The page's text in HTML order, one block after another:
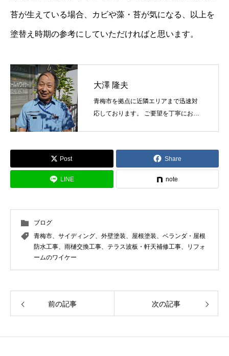
ホーム 浴槽塗装 ３つのこだわり 施工事例 お問い合わせから
苔が生えている場合、カビや藻・苔が気になる、以上を
塗替え時期の参考にしていただければと思います。
大澤 隆夫
青梅市を拠点に近隣エリアまで迅速対
応しております。 ご要望を丁寧にお伺
Post Share
LINE note
ブログ
青梅市、サイディング、外壁塗装、屋根塗装、ベランダ・屋根
防水工事、雨樋交換工事、テラス波板・軒天補修工事、リフォ
ームのワイケー
前の記事 次の記事